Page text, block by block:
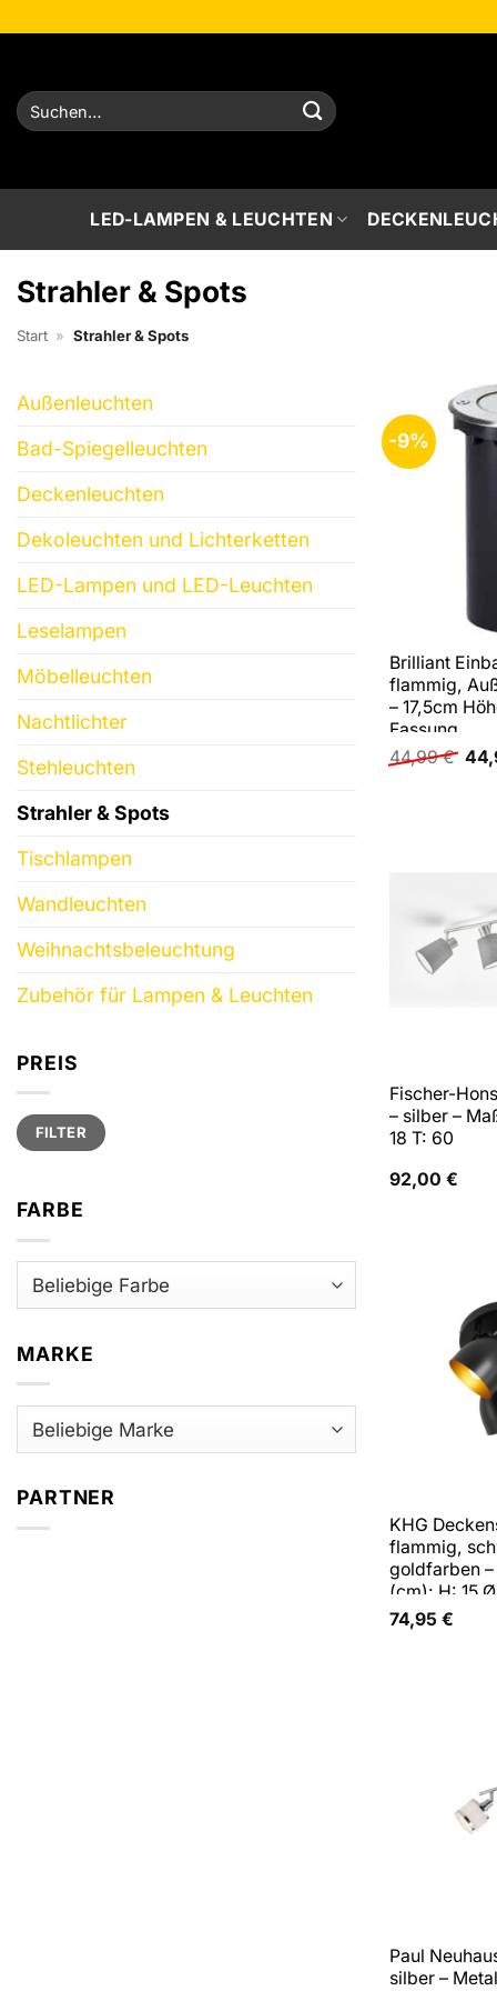
Suchen
nach:
LED-LAMPEN & LEUCHTEN
Strahler & Spots
Start » Strahler & Spots
Außenleuchten
Bad-Spiegelleuchten
Deckenleuchten
Dekoleuchten und Lichterketten
LED-Lampen und LED-Leuchten
Leselampen
Möbelleuchten
Nachtlichter
Stehleuchten
Strahler & Spots
Tischlampen
Wandleuchten
Weihnachtsbeleuchtung
Zubehör für Lampen & Leuchten
PREIS
Min.
Preis
Max.
PreisFILTER
FARBE
MARKE
PARTNER
-9%
Brilliant
flammig,
– 17,5cm
Fassung
44,99€
Preis
Fischer-
– silber –
18 T: 60
92,00 €
KHG
flammig,
goldfarben
(cm): H: 15
74,95 €
Paul
silber –